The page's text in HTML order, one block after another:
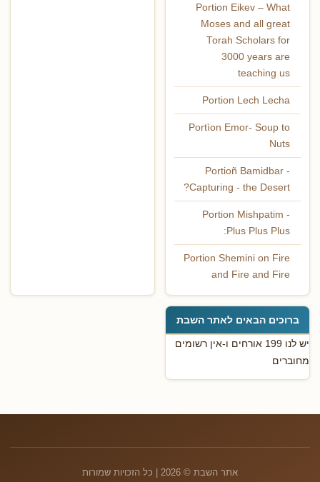
Portion Eikev – What
Moses and all great
Torah Scholars for
3000 years are
teaching us
Portion Lech Lecha
Portìon Emor- Soup to
Nuts
Portioñ Bamidbar -
Capturing - the Desert?
Portion Mishpatim -
Plus Plus Plus:
Portion Shemini on Fire
and Fire and Fire
ברוכים הבאים לאתר השבת
יש לנו 199 אורחים ו-אין רשומים
מחוברים
אתר השבת © 2026 | כל הזכויות שמורות